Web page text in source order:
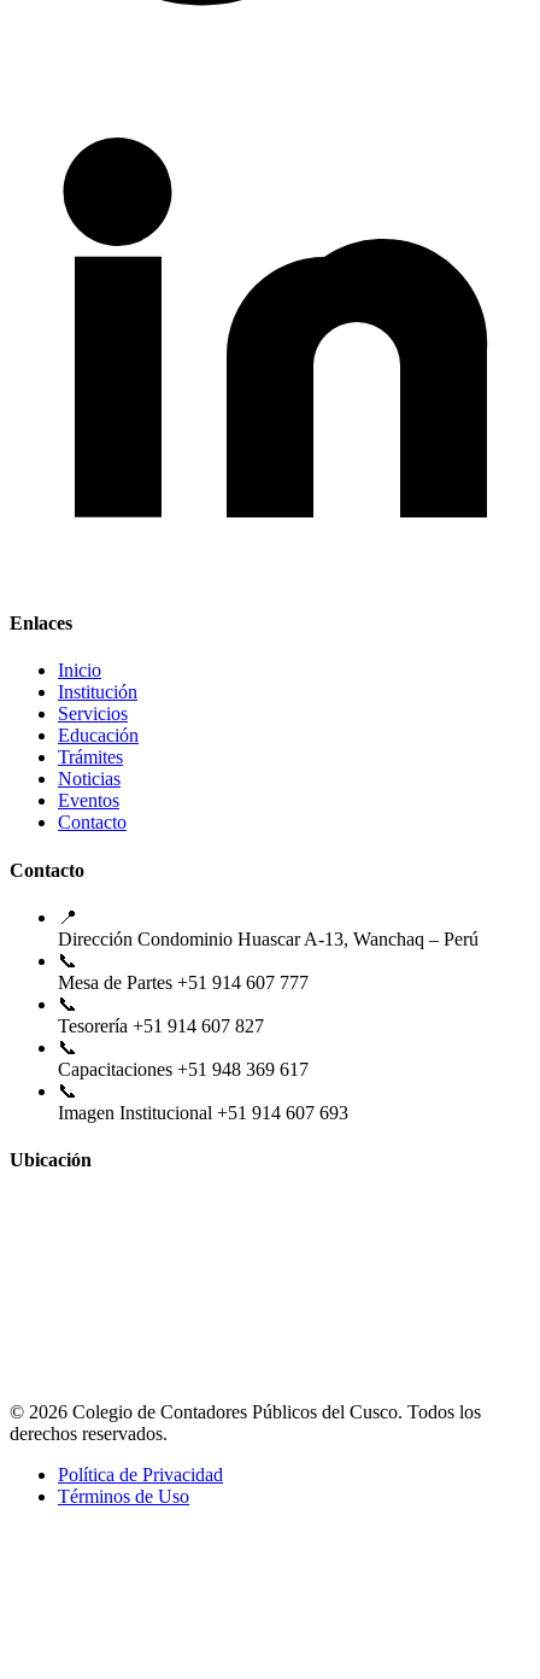
Enlaces
Inicio
Institución
Servicios
Educación
Trámites
Noticias
Eventos
Contacto
Contacto
📍
Dirección Condominio Huascar A-13, Wanchaq – Perú
📞
Mesa de Partes +51 914 607 777
📞
Tesorería +51 914 607 827
📞
Capacitaciones +51 948 369 617
📞
Imagen Institucional +51 914 607 693
Ubicación
© 2026 Colegio de Contadores Públicos del Cusco. Todos los
derechos reservados.
Política de Privacidad
Términos de Uso